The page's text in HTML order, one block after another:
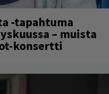
-tapahtuma
– muista
konsertti